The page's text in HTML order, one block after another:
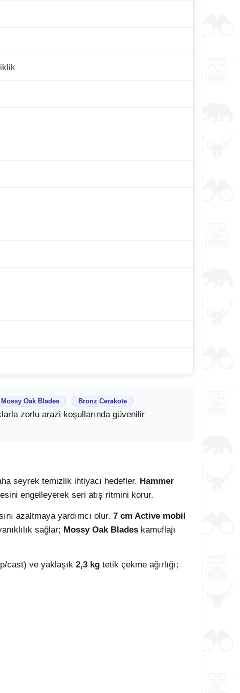
Mossy Oak Blades Bronz Cerakote
zorlu arazi koşullarında güvenilir
seyrek temizlik ihtiyacı hedefler. Hammer
engelleyerek seri atış ritmini korur.
azaltmaya yardımcı olur. 7 cm Active mobil
sağlar; Mossy Oak Bladeskamuflajı
cast) ve yaklaşık 2,3 kgtetik çekme ağırlığı;